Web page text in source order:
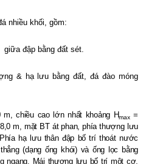
nhiều khối, gồm:
giữa đập bằng đất sét.
& hạ lưu bằng đất, đá đào móng
m, chiều cao lớn nhất khoảng Hmax=
m, mặt BT át phan, phía thượng lưu
hạ lưu thân đập bố trí thoát nước
(dạng ống khói) và ống lọc bằng
ngang. Mái thượng lưu bố trí một cơ.